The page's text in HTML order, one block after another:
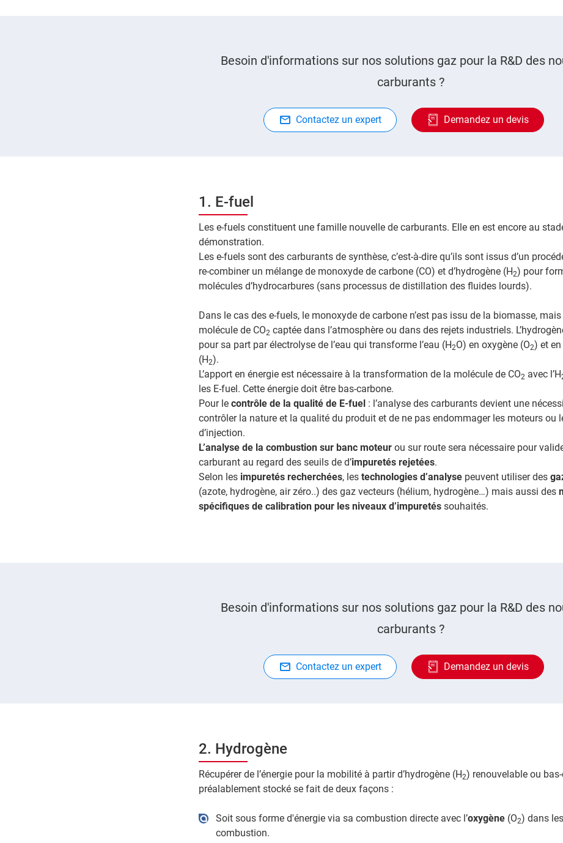
Besoin d'informations sur nos solutions gaz pour la R&D des
carburants ?
Contactez un expert Demandez un devis
1. E-fuel
Les e-fuels constituent une famille nouvelle de carburants. Elle en est encore au
démonstration.
Les e-fuels sont des carburants de synthèse, c’est-à-dire qu’ils sont issus d’un
re-combiner un mélange de monoxyde de carbone (CO) et d’hydrogène (H2) pour
molécules d’hydrocarbures (sans processus de distillation des fluides lourds).
Dans le cas des e-fuels, le monoxyde de carbone n’est pas issu de la biomasse, mais
molécule de CO2 captée dans l’atmosphère ou dans des rejets industriels.
pour sa part par électrolyse de l’eau qui transforme l’eau (H2O) en oxygène (O2) et
(H2).
L’apport en énergie est nécessaire à la transformation de la molécule de CO2 avec l’H
les E-fuel. Cette énergie doit être bas-carbone.
Pour le contrôle de la qualité de E-fuel : l’analyse des carburants devient une
contrôler la nature et la qualité du produit et de ne pas endommager les moteurs ou
d’injection.
L’analyse de la combustion sur banc moteurou sur route sera nécessaire pour
carburant au regard des seuils de d’impuretés rejetées.
Selon les impuretés recherchées, les technologies d’analysepeuvent utiliser des
(azote, hydrogène, air zéro..) des gaz vecteurs (hélium, hydrogène…) mais aussi des
spécifiques de calibration pour les niveaux d’impuretéssouhaités.
Besoin d'informations sur nos solutions gaz pour la R&D des
carburants ?
Contactez un expert Demandez un devis
2. Hydrogène
Récupérer de l’énergie pour la mobilité à partir d’hydrogène (H2) renouvelable ou
préalablement stocké se fait de deux façons :
Soit sous forme d'énergie via sa combustion directe avec l’oxygène (O2) dans
combustion.